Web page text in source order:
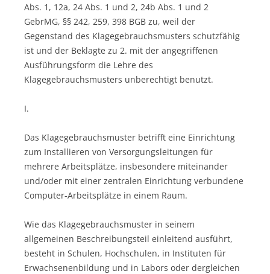
Abs. 1, 12a, 24 Abs. 1 und 2, 24b Abs. 1 und 2
GebrMG, §§ 242, 259, 398 BGB zu, weil der
Gegenstand des Klagegebrauchsmusters schutzfähig
ist und der Beklagte zu 2. mit der angegriffenen
Ausführungsform die Lehre des
Klagegebrauchsmusters unberechtigt benutzt.
I.
Das Klagegebrauchsmuster betrifft eine Einrichtung
zum Installieren von Versorgungsleitungen für
mehrere Arbeitsplätze, insbesondere miteinander
und/oder mit einer zentralen Einrichtung verbundene
Computer-Arbeitsplätze in einem Raum.
Wie das Klagegebrauchsmuster in seinem
allgemeinen Beschreibungsteil einleitend ausführt,
besteht in Schulen, Hochschulen, in Instituten für
Erwachsenenbildung und in Labors oder dergleichen